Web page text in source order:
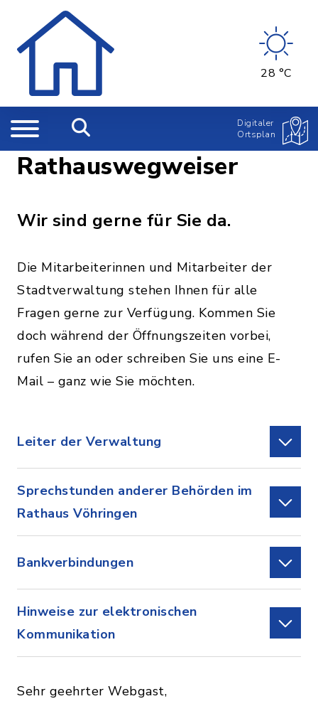
28 °C
Digitaler
Ortsplan
Rathauswegweiser
Wir sind gerne für Sie da.
Die Mitarbeiterinnen und Mitarbeiter der
Stadtverwaltung stehen Ihnen für alle
Fragen gerne zur Verfügung. Kommen Sie
doch während der Öffnungszeiten vorbei,
rufen Sie an oder schreiben Sie uns eine E-
Mail – ganz wie Sie möchten.
Leiter der Verwaltung
Sprechstunden anderer Behörden im
Rathaus Vöhringen
Bankverbindungen
Hinweise zur elektronischen
Kommunikation
Sehr geehrter Webgast,